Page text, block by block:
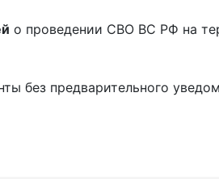
о проведении СВО ВС РФ на
без предварительного